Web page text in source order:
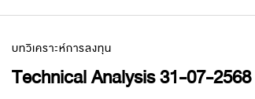
บทวิเคราะห์การลงทุน
Technical Analysis 31-07-